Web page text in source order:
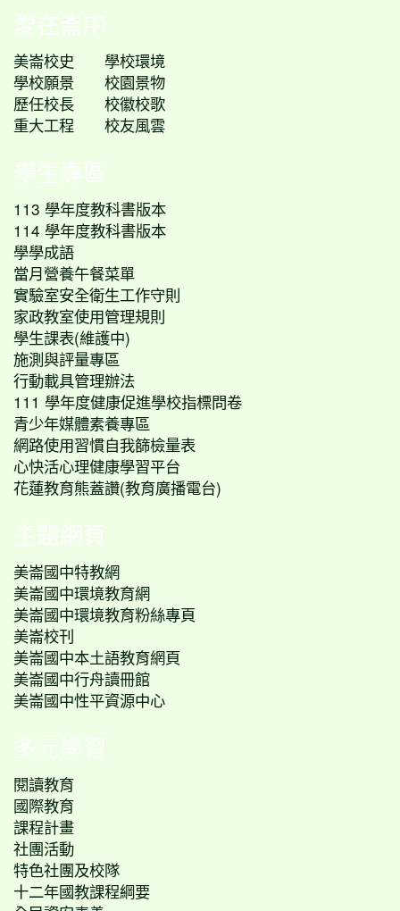
愛在崙中
美崙校史
學校環境
學校願景
校園景物
歷任校長
校徽校歌
重大工程
校友風雲
學生專區
113 學年度教科書版本
114 學年度教科書版本
學學成語
當月營養午餐菜單
實驗室安全衛生工作守則
家政教室使用管理規則
學生課表(維護中)
施測與評量專區
行動載具管理辦法
111 學年度健康促進學校指標問卷
青少年媒體素養專區
網路使用習慣自我篩檢量表
心快活心理健康學習平台
花蓮教育熊蓋讚(教育廣播電台)
主題網頁
美崙國中特教網
美崙國中環境教育網
美崙國中環境教育粉絲專頁
美崙校刊
美崙國中本土語教育網頁
美崙國中行舟讀冊館
美崙國中性平資源中心
多元學習
閱讀教育
國際教育
課程計畫
社團活動
特色社團及校隊
十二年國教課程綱要